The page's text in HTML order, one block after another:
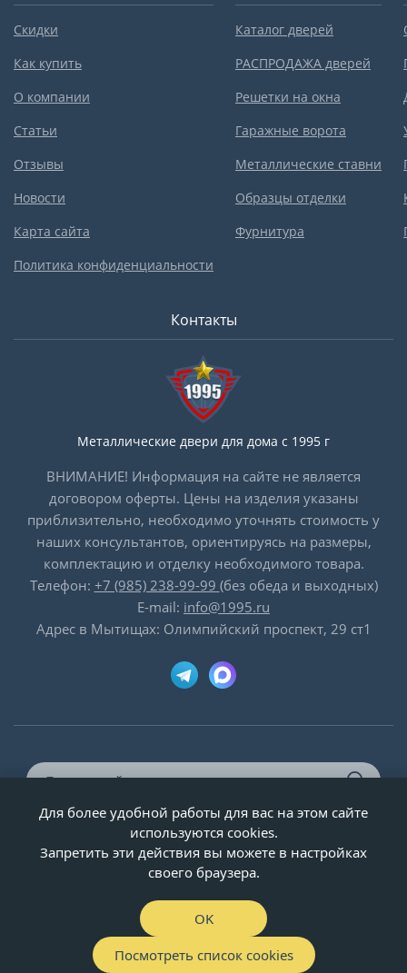
Скидки
Как купить
О компании
Статьи
Отзывы
Новости
Карта сайта
Политика конфиденциальности
Каталог дверей
РАСПРОДАЖА дверей
Решетки на окна
Гаражные ворота
Металлические ставни
Образцы отделки
Фурнитура
Контакты
Металлические двери для дома с 1995 г
ВНИМАНИЕ! Информация на сайте не является
договором оферты. Цены на изделия указаны
приблизительно, необходимо уточнять стоимость у
наших консультантов, ориентируясь на размеры,
комплектацию и отделку необходимого товара.
Телефон: +7 (985) 238-99-99 (без обеда и выходных)
E-mail: info@1995.ru
Адрес в Мытищах: Олимпийский проспект, 29 ст1
© ООО «Двери-и-точка», ИНН 5020092947, 1995-2026 г.
Для более удобной работы для вас на этом сайте
используются cookies.
Запретить эти действия вы можете в настройках
своего браузера.
OK
Посмотреть список cookies